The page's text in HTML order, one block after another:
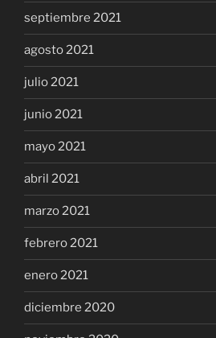
septiembre 2021
agosto 2021
julio 2021
junio 2021
mayo 2021
abril 2021
marzo 2021
febrero 2021
enero 2021
diciembre 2020